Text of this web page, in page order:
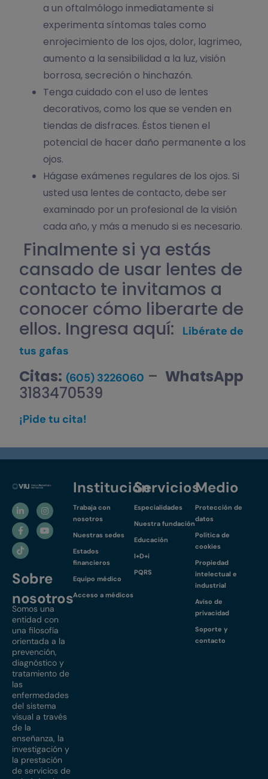
a un oftalmólogo inmediatamente si
experimenta síntomas tales como
enrojecimiento de los ojos, dolor, lagrimeo,
aumento a la sensibilidad a la luz, visión
borrosa, secreción o hinchazón.
Tenga cuidado con el uso de lentes
decorativos, como los que se venden en
tiendas de disfraces. Éstos tienen el
potencial de hacer daño permanente a los
ojos.
Hágase exámenes regulares de los ojos. Si
usted usa lentes de contacto, debe ser
examinado por un profesional de la visión
cada año, y más a menudo si es necesario.
Finalmente si ya estás
cansado de usar lentes de
contacto te invitamos a
conocer cómo liberarte de
ellos. Ingresa aquí:
Libérate de
tus gafas
Citas: (605) 3226060 – WhatsApp
3183470539
¡Pide tu cita!
Sobre
nosotros
Somos una
entidad con
una filosofía
orientada a la
prevención,
diagnóstico y
tratamiento de
las
enfermedades
del sistema
visual a través
de la
enseñanza, la
investigación y
la prestación
de servicios de
Institución
Trabaja con
nosotros
Nuestras sedes
Estados
financieros
Equipo médico
Acceso a médicos
Servicios
Especialidades
Nuestra fundación
Educación
I+D+i
PQRS
Medio
Protección de
datos
Política de
cookies
Propiedad
intelectual e
industrial
Aviso de
privacidad
Soporte y
contacto